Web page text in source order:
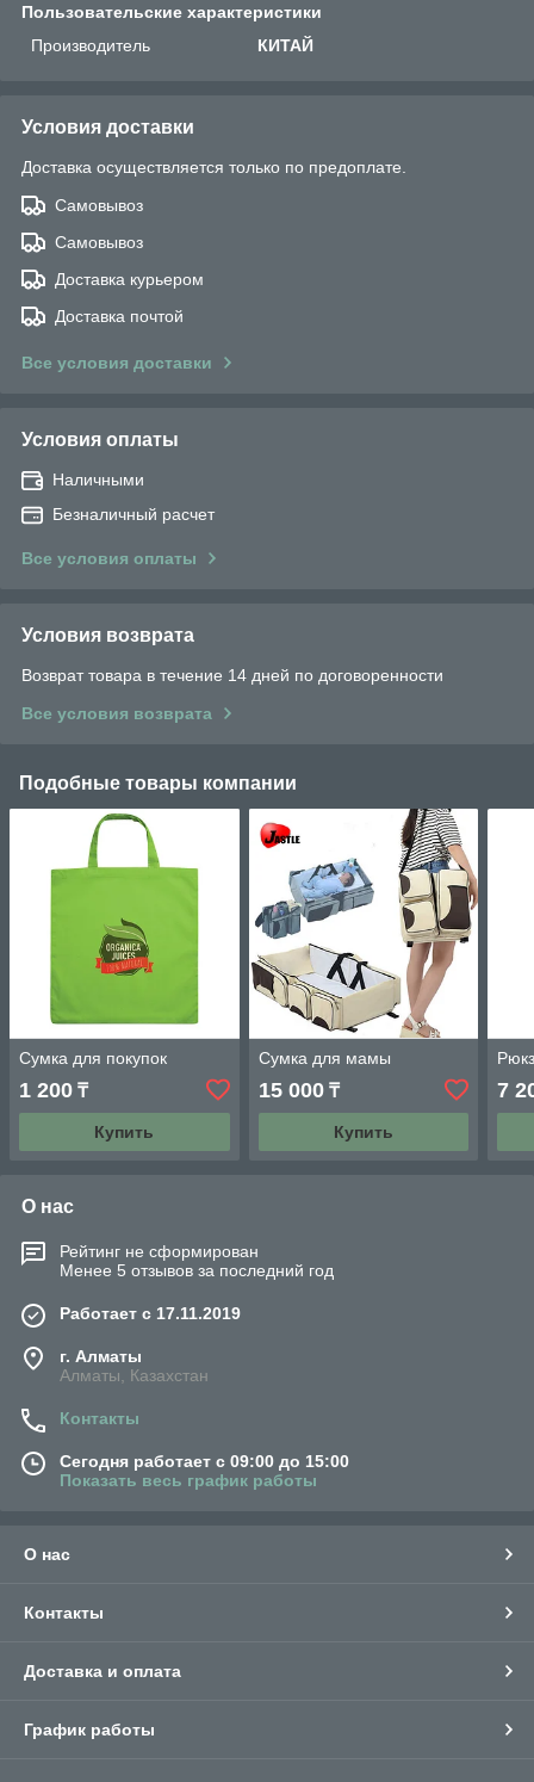
Пользовательские характеристики
Производитель
КИТАЙ
Условия доставки
Доставка осуществляется только по предоплате.
Самовывоз
Самовывоз
Доставка курьером
Доставка почтой
Все условия доставки
Условия оплаты
Наличными
Безналичный расчет
Все условия оплаты
Условия возврата
Возврат товара в течение 14 дней по договоренности
Все условия возврата
Подобные товары компании
Сумка для покупок
1 200 ₸
Купить
Сумка для мамы
15 000₸
Купить
7
О нас
Рейтинг не сформирован
Менее 5 отзывов за последний год
Работает с 17.11.2019
г. Алматы
Алматы, Казахстан
Контакты
Сегодня работает с 09:00 до 15:00
Показать весь график работы
О нас
Контакты
Доставка и оплата
График работы